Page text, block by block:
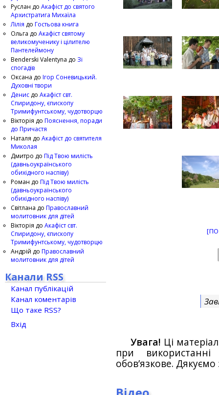
Увага! Ці
при
обов’язкове.
Руслан до Акафіст до святого
Архистратига Михаїла
Лілія до Гостьова книга
Ольга до Акафіст святому
великомученику і цілителю
Пантелеймону
Benderski Valentyna до Зі
спогадів
Оксана до Ігор Соневицький.
Духовні твори
Денис до Акафіст свт.
Спиридону, єпископу
Тримифунтському, чудотворцю
Вікторія до Пояснення, поради
до Причастя
Наталя до Акафіст до святителя
Миколая
Дмитро до Під Твою милість
(давньоукраїнського
обихідного наспіву)
Роман до Під Твою милість
(давньоукраїнського
обихідного наспіву)
Світлана до Православний
молитовник для дітей
Вікторія до Акафіст свт.
Спиридону, єпископу
Тримифунтському, чудотворцю
Андрій до Православний
молитовник для дітей
Канали RSS
Канал публікацій
Канал коментарів
Що таке RSS?
Вхід